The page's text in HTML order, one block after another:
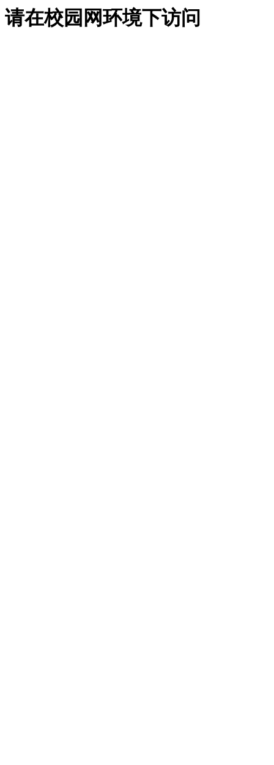
请在校园网环境下访问